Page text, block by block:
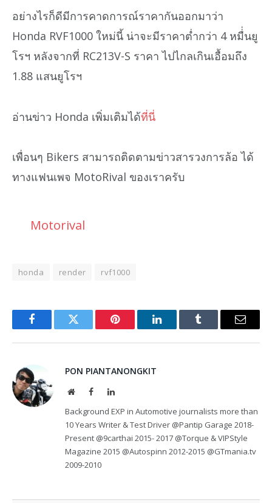
อย่างไรก็ดีมีการคาดการณ์ราคากันออกมาว่า
Honda RVF1000 ใหม่นี้ น่าจะมีราคาต่ำกว่า 4 หมื่่นยู
โรฯ หลังจากที่ RC213V-S ราคา ไปไกลเกินเอื้อมถึง
1.88 แสนยูโรฯ
อ่านข่าว Honda เพิ่มเติมได้ที่นี่
เพื่อนๆ Bikers สามารถติดตามข่าวสารวงการล้อ ได้
ทางแฟนเพจ MotoRival ของเราครับ
Motorival
honda render rvf1000
FacebookTwitter Pinterest LinkedInTumblr Email
PON PIANTANONGKIT
WebsiteFacebookLinkedIn
Background EXP in Automotive journalists more than
10 Years Writer & Test Driver @Pantip Garage 2018-
Present @9carthai 2015- 2017 @Torque & VIPStyle
Magazine 2015 @Autospinn 2012-2015 @GTmania.tv
2009-2010